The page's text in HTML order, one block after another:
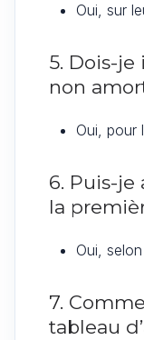
Oui, sur
5. Dois-
non
Oui, pour
6. Puis-
la
Oui,
7.
tableau